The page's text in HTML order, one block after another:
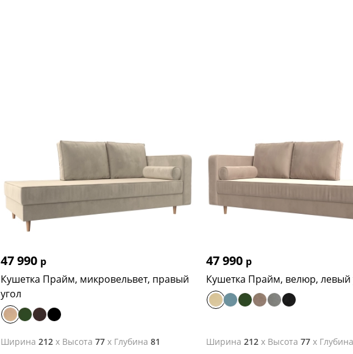
47 990 р
Кушетка Прайм, микровельвет, правый
угол
Ширина 212 x Высота 77 x Глубина 81
47 990 р
Кушетка Прайм, велюр, левый
Ширина 212 x Высота 77 x Глубина